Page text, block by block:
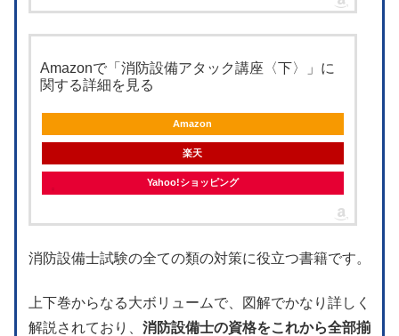
Amazonで「消防設備アタック講座〈下〉」に
関する詳細を見る
Amazon
楽天
Yahoo!ショッピング
消防設備士試験の全ての類の対策に役立つ書籍です。
上下巻からなる大ボリュームで、図解でかなり詳しく
解説されており、 消防設備士の資格をこれから全部揃